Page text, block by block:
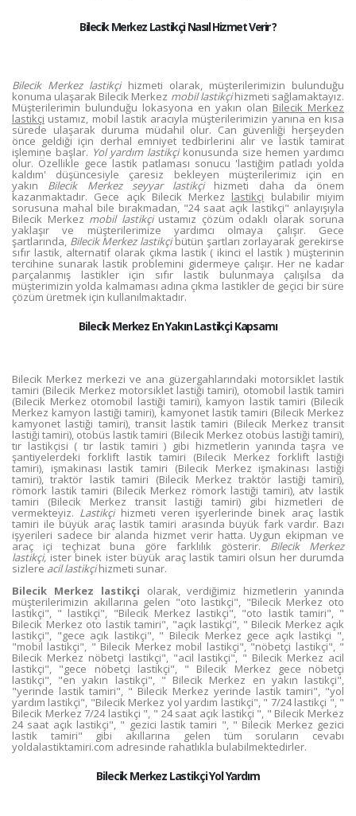
Bilecik Merkez Lastikçi Nasıl Hizmet Verir ?
Bilecik Merkez lastikçihizmeti olarak, müşterilerimizin bulunduğu
konuma ulaşarak Bilecik Merkez mobil lastikçihizmeti sağlamaktayız.
Müşterilerimin bulunduğu lokasyona en yakın olan Bilecik Merkez
lastikçi ustamız, mobil lastik aracıyla müşterilerimizin yanına en kısa
sürede ulaşarak duruma müdahil olur. Can güvenliği herşeyden
önce geldiği için derhal emniyet tedbirlerini alır ve lastik tamirat
işlemine başlar. Yol yardım lastikçikonusunda size hemen yardımcı
olur. Özellikle gece lastik patlaması sonucu 'lastiğim patladı yolda
kaldım' düşüncesiyle çaresiz bekleyen müşterilerimiz için en
yakın Bilecik Merkez seyyar lastikçihizmeti daha da önem
kazanmaktadır. Gece açık Bilecik Merkez lastikçi bulabilir miyim
sorusuna mahal bile bırakmadan, "24 saat açık lastikçi" anlayışıyla
Bilecik Merkez mobil lastikçiustamız çözüm odaklı olarak soruna
yaklaşır ve müşterilerimize yardımcı olmaya çalışır. Gece
şartlarında, Bilecik Merkez lastikçibütün şartları zorlayarak gerekirse
sıfır lastik, alternatif olarak çıkma lastik ( ikinci el lastik ) müşterinin
tercihine sunarak lastik problemini gidermeye çalışır. Her ne kadar
parçalanmış lastikler için sıfır lastik bulunmaya çalışılsa da
müşterimizin yolda kalmaması adına çıkma lastikler de geçici bir süre
çözüm üretmek için kullanılmaktadır.
Bilecik Merkez En Yakın Lastikçi Kapsamı
Bilecik Merkez merkezi ve ana güzergahlarındaki motorsiklet lastik
tamiri (Bilecik Merkez motorsiklet lastiği tamiri), otomobil lastik tamiri
(Bilecik Merkez otomobil lastiği tamiri), kamyon lastik tamiri (Bilecik
Merkez kamyon lastiği tamiri), kamyonet lastik tamiri (Bilecik Merkez
kamyonet lastiği tamiri), transit lastik tamiri (Bilecik Merkez transit
lastiği tamiri), otobüs lastik tamiri (Bilecik Merkez otobüs lastiği tamiri),
tır lastikçisi ( tır lastik tamiri ) gibi hizmetlerin yanında taşra ve
şantiyelerdeki forklift lastik tamiri (Bilecik Merkez forklift lastiği
tamiri), işmakinası lastik tamiri (Bilecik Merkez işmakinası lastiği
tamiri), traktör lastik tamiri (Bilecik Merkez traktör lastiği tamiri),
römork lastik tamiri (Bilecik Merkez römork lastiği tamiri), atv lastik
tamiri (Bilecik Merkez transit lastiği tamiri) gibi hizmetleri de
vermekteyiz. Lastikçihizmeti veren işyerlerinde binek araç lastik
tamiri ile büyük araç lastik tamiri arasında büyük fark vardır. Bazı
işyerileri sadece bir alanda hizmet verir hatta. Uygun ekipman ve
araç içi teçhizat buna göre farklılık gösterir. Bilecik Merkez
lastikçi,ister binek ister büyük araç lastik tamiri olsun her durumda
sizlere acil lastikçihizmeti sunar.
Bilecik Merkez lastikçi olarak, verdiğimiz hizmetlerin yanında
müşterilerimizin akıllarına gelen "oto lastikçi", "Bilecik Merkez oto
lastikçi", " lastikçi", "Bilecik Merkez lastikçi", "oto lastik tamiri", "
Bilecik Merkez oto lastik tamiri", "açık lastikçi", " Bilecik Merkez açık
lastikçi", "gece açık lastikçi", " Bilecik Merkez gece açık lastikçi ",
"mobil lastikçi", " Bilecik Merkez mobil lastikçi", "nöbetçi lastikçi", "
Bilecik Merkez nöbetçi lastikçi", "acil lastikçi", " Bilecik Merkez acil
lastikçi", "gece nöbetçi lastikçi", " Bilecik Merkez gece nöbetçi
lastikçi", "en yakın lastikçi", " Bilecik Merkez en yakın lastikçi",
"yerinde lastik tamiri", " Bilecik Merkez yerinde lastik tamiri", "yol
yardım lastikçi", "Bilecik Merkez yol yardım lastikçi", " 7/24 lastikçi ", "
Bilecik Merkez 7/24 lastikçi ", " 24 saat açık lastikçi ", " Bilecik Merkez
24 saat açık lastikçi", " gezici lastik tamiri ", " Bilecik Merkez gezici
lastik tamiri" gibi akıllarına gelen tüm soruların cevabı
yoldalastiktamiri.com adresinde rahatlıkla bulabilmektedirler.
Bilecik Merkez Lastikçi Yol Yardım